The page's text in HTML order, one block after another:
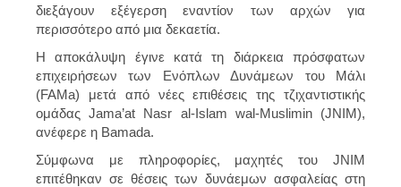
διεξάγουν εξέγερση εναντίον των αρχών για
περισσότερο από μια δεκαετία.
Η αποκάλυψη έγινε κατά τη διάρκεια πρόσφατων
επιχειρήσεων των Ενόπλων Δυνάμεων του Μάλι
(FAMa) μετά από νέες επιθέσεις της τζιχαντιστικής
ομάδας Jama’at Nasr al-Islam wal-Muslimin (JNIM),
ανέφερε η Bamada.
Σύμφωνα με πληροφορίες, μαχητές του JNIM
επιτέθηκαν σε θέσεις των δυνάεμων ασφαλείας στη